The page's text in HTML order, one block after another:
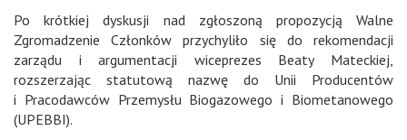
Po krótkiej dyskusji nad zgłoszoną propozycją Walne
Zgromadzenie Członków przychyliło się do rekomendacji
zarządu i argumentacji wiceprezes Beaty Mateckiej,
rozszerzając statutową nazwę do Unii Producentów
i Pracodawców Przemysłu Biogazowego i Biometanowego
(UPEBBI).